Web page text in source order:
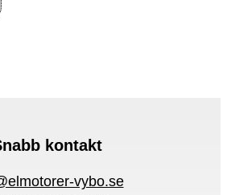
kontakt
vybo.se